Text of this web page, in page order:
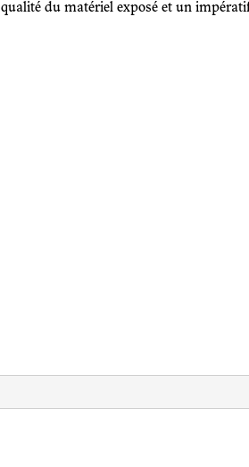
qualité du matériel exposé et un